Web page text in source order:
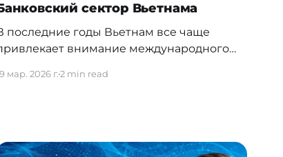
сектор Вьетнама
последние годы Вьетнам все чаще
внимание международного
наиболее перспективных развивающихся
роста, промышленной
мар. 2026 г.2 min read